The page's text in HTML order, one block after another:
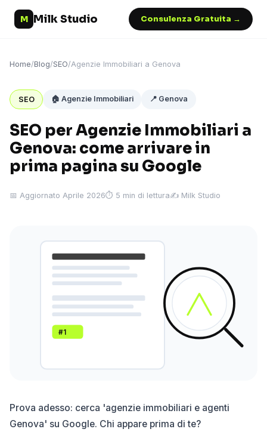
M Milk Studio Consulenza Gratuita →
Home/Blog/SEO/Agenzie Immobiliari a Genova
SEO 🏠 Agenzie Immobiliari 📍 Genova
SEO per Agenzie Immobiliari a
Genova: come arrivare in
prima pagina su Google
📅 Aggiornato Aprile 2026⏱ 5 min di lettura✍️ Milk Studio
#1
Prova adesso: cerca 'agenzie immobiliari e agenti
Genova' su Google. Chi appare prima di te?